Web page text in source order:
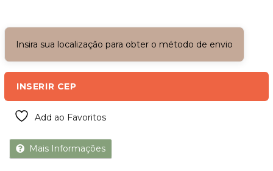
Insira sua localização para obter o método de envio
INSERIR CEP
Add ao Favoritos
Mais Informações